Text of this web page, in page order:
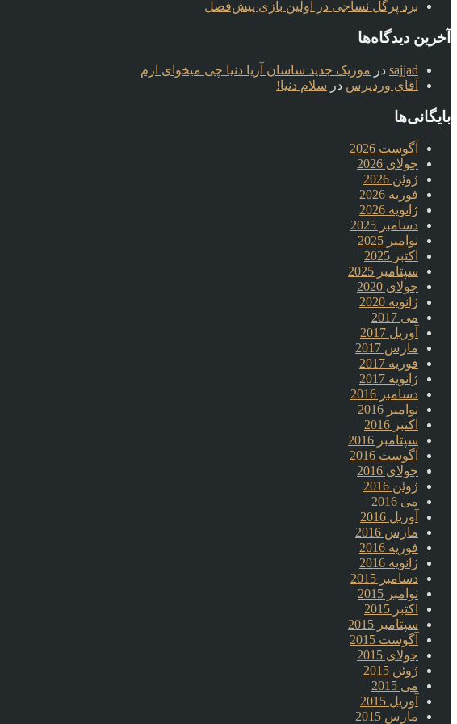
برد پرگل نساجی در اولین بازی پیش‌فصل
آخرین دیدگاه‌ها
sajjad در موزیک جدید ساسان آریا دنیا چی میخوای ازم
آقای وردپرس در سلام دنیا!
بایگانی‌ها
آگوست 2026
جولای 2026
ژوئن 2026
فوریه 2026
ژانویه 2026
دسامبر 2025
نوامبر 2025
اکتبر 2025
سپتامبر 2025
جولای 2020
ژانویه 2020
می 2017
آوریل 2017
مارس 2017
فوریه 2017
ژانویه 2017
دسامبر 2016
نوامبر 2016
اکتبر 2016
سپتامبر 2016
آگوست 2016
جولای 2016
ژوئن 2016
می 2016
آوریل 2016
مارس 2016
فوریه 2016
ژانویه 2016
دسامبر 2015
نوامبر 2015
اکتبر 2015
سپتامبر 2015
آگوست 2015
جولای 2015
ژوئن 2015
می 2015
آوریل 2015
مارس 2015